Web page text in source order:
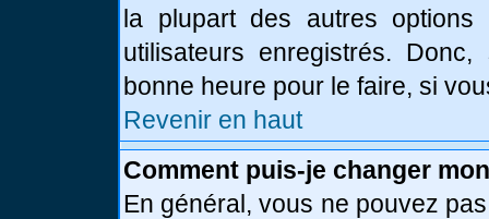
la plupart des autres options
utilisateurs enregistrés.
bonne heure pour le faire, si
Revenir en haut
Comment puis-je changer
En général, vous ne pouvez